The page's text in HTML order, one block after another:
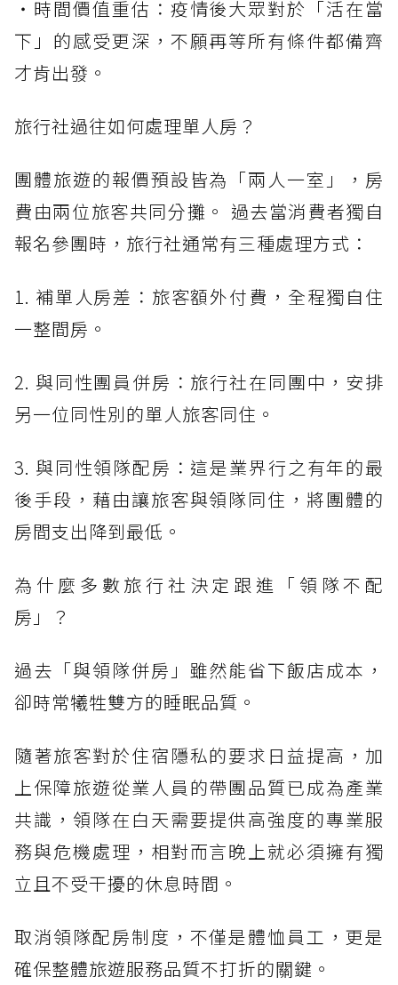
・時間價值重估：疫情後大眾對於「活在當
下」的感受更深，不願再等所有條件都備齊
才肯出發。
旅行社過往如何處理單人房？
團體旅遊的報價預設皆為「兩人一室」，房
費由兩位旅客共同分攤。 過去當消費者獨自
報名參團時，旅行社通常有三種處理方式：
1. 補單人房差：旅客額外付費，全程獨自住
一整間房。
2. 與同性團員併房：旅行社在同團中，安排
另一位同性別的單人旅客同住。
3. 與同性領隊配房：這是業界行之有年的最
後手段，藉由讓旅客與領隊同住，將團體的
房間支出降到最低。
為什麼多數旅行社決定跟進「領隊不配
房」？
過去「與領隊併房」雖然能省下飯店成本，
卻時常犧牲雙方的睡眠品質。
隨著旅客對於住宿隱私的要求日益提高，加
上保障旅遊從業人員的帶團品質已成為產業
共識，領隊在白天需要提供高強度的專業服
務與危機處理，相對而言晚上就必須擁有獨
立且不受干擾的休息時間。
取消領隊配房制度，不僅是體恤員工，更是
確保整體旅遊服務品質不打折的關鍵。